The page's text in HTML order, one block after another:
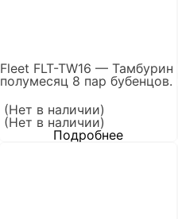
Fleet FLT-TW16 — Тамбурин
полумесяц 8 пар бубенцов.
(Нет в наличии)
(Нет в наличии)
Подробнее